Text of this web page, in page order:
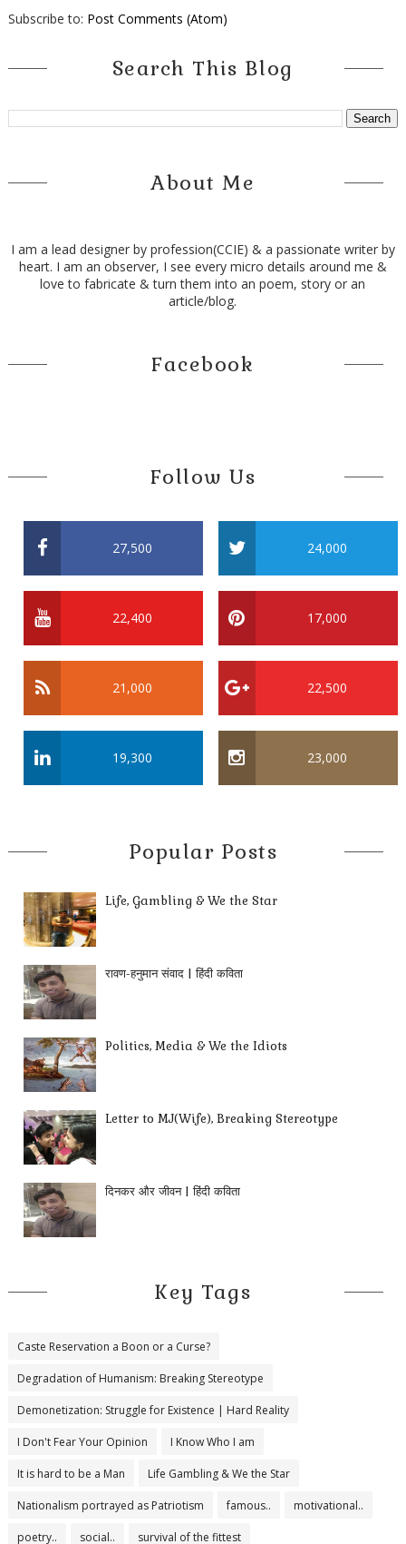
Subscribe to: Post Comments (Atom)
Search This Blog
About Me
I am a lead designer by profession(CCIE) & a passionate writer by
heart. I am an observer, I see every micro details around me &
love to fabricate & turn them into an poem, story or an
article/blog.
Facebook
Follow Us
27,500 24,000
22,400 17,000
21,000 22,500
19,300 23,000
Popular Posts
Life, Gambling & We the Star
रावण-हनुमान संवाद | हिंदी कविता
Politics, Media & We the Idiots
Letter to MJ(Wife), Breaking Stereotype
दिनकर और जीवन | हिंदी कविता
Key Tags
Caste Reservation a Boon or a Curse?
Degradation of Humanism: Breaking Stereotype
Demonetization: Struggle for Existence | Hard Reality
I Don't Fear Your Opinion I Know Who I am
It is hard to be a Man Life Gambling & We the Star
Nationalism portrayed as Patriotism famous.. motivational..
poetry.. social.. survival of the fittest